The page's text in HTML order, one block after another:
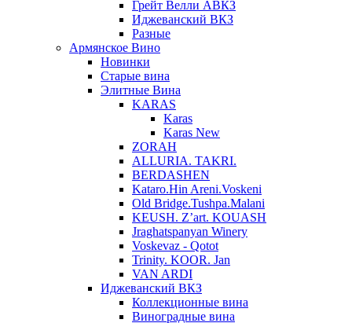
Грейт Велли АВКЗ
Иджеванский ВКЗ
Разные
Армянское Вино
Новинки
Старые вина
Элитные Вина
KARAS
Karas
Karas New
ZORAH
ALLURIA. TAKRI.
BERDASHEN
Kataro.Hin Areni.Voskeni
Old Bridge.Tushpa.Malani
KEUSH. Z’art. KOUASH
Jraghatspanyan Winery
Voskevaz - Qotot
Trinity. KOOR. Jan
VAN ARDI
Иджеванский ВКЗ
Коллекционные вина
Виноградные вина